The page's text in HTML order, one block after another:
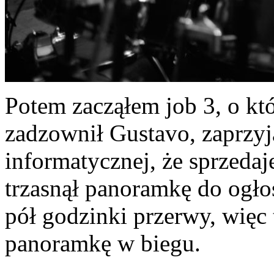
Potem zacząłem job 3, o
zadzownił Gustavo,
informatycznej, że
trzasnął panoramkę do
pół godzinki przerwy, więc
panoramkę w biegu.